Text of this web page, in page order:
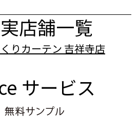
実店舗一覧
サービス